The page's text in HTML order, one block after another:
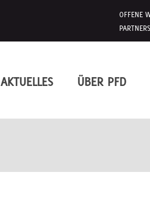
OFFENE
AKTUELLES ÜBER PFD